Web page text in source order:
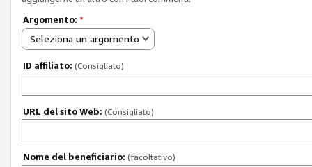
Argomento: *
Seleziona un argomento
ID affiliato: (Consigliato)
URL del sito Web: (Consigliato)
Nome del beneficiario: (facoltativo)